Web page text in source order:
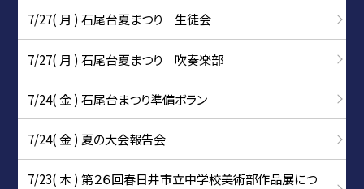
7/27( 月 ) 石尾台夏まつり 生徒会
7/27( 月 ) 石尾台夏まつり 吹奏楽部
7/24( 金 ) 石尾台まつり準備ボラン
7/24( 金 ) 夏の大会報告会
7/23( 木 ) 第２６回春日井市立中学校美術部作品展につ